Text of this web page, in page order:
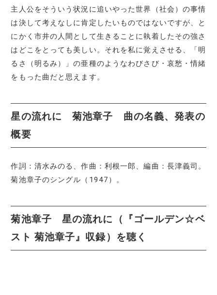
主人公をそういう状況に追いやった世界（社会）の事情
は決して考えなしに肯定したいものではないですが、と
にかく市井の人間として生きることに執着したその強さ
はどこをとっても美しい。それを私に覚えさせる、「明
るさ（明るみ）」の亜種のようなわびさび・哀愁・情緒
をもった曲だと思えます。
星の流れに 菊池章子 曲の名義、発表の
概要
作詞：清水みのる、作曲：利根一郎、編曲：長津義司。
菊池章子のシングル（1947）。
菊池章子 星の流れに（『ゴールデン☆ベ
スト 菊池章子』収録）を聴く